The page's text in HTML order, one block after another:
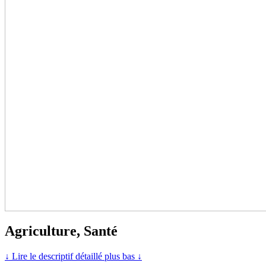
Agriculture, Santé
↓ Lire le descriptif détaillé plus bas ↓